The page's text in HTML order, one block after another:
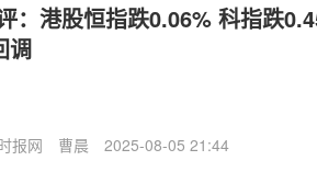
：港股恒指跌0.06% 科指跌
调
报网 曹晨 2025-08-05 21:44